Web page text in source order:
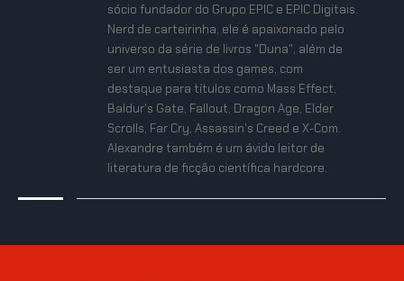
sócio fundador do Grupo EPIC e EPIC Digitais.
Nerd de carteirinha, ele é apaixonado pelo
universo da série de livros "Duna", além de
ser um entusiasta dos games, com
destaque para títulos como Mass Effect,
Baldur's Gate, Fallout, Dragon Age, Elder
Scrolls, Far Cry, Assassin's Creed e X-Com.
Alexandre também é um ávido leitor de
literatura de ficção científica hardcore.